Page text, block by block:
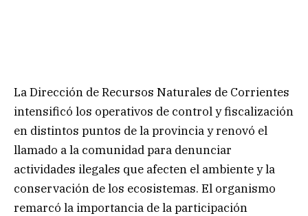
La Dirección de Recursos Naturales de Corrientes
intensificó los operativos de control y fiscalización
en distintos puntos de la provincia y renovó el
llamado a la comunidad para denunciar
actividades ilegales que afecten el ambiente y la
conservación de los ecosistemas. El organismo
remarcó la importancia de la participación